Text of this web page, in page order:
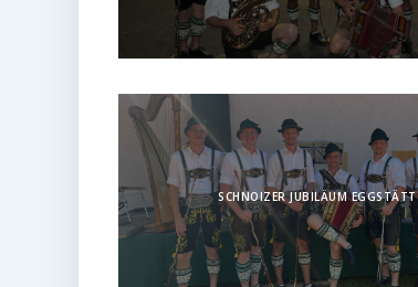
SCHNOIZER JUBILÄUM EGGSTÄTT